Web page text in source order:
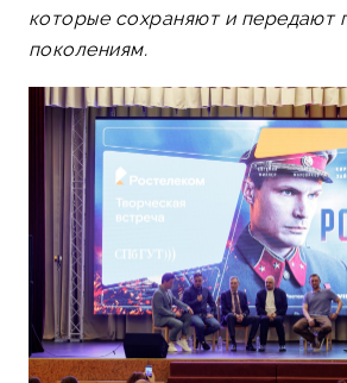
которые сохраняют и передают
поколениям.